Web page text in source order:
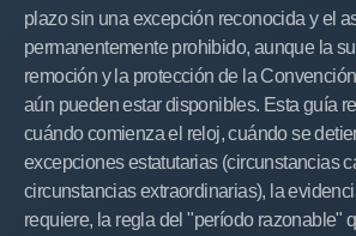
plazo sin una excepción reconocida y el
permanentemente prohibido, aunque la
remoción y la protección de la
aún pueden estar disponibles. Esta guía
cuándo comienza el reloj, cuándo se
excepciones estatutarias (circunstancias
circunstancias extraordinarias), la
requiere, la regla del "período razonable"